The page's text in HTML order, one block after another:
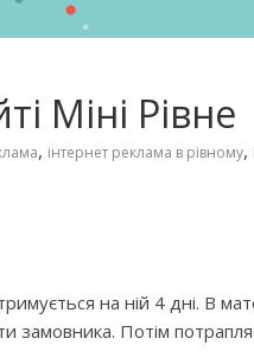
Міні Рівне
, інтернет реклама в рівному,
на ній 4 дні. В
замовника. Потім